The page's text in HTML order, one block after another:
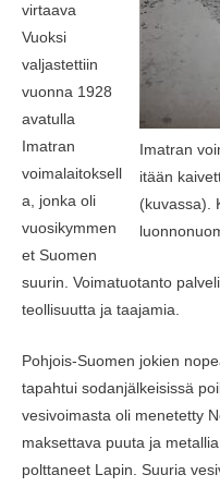
Imatran
itään
(kuvassa).
virtaava
Vuoksi
valjastettiin
vuonna 1928
avatulla
Imatran
voimalaitoksell
a, jonka oli
vuosikymmen
et Suomen
suurin. Voimatuotanto
teollisuutta ja taajamia.
Pohjois-Suomen jokien
tapahtui sodanjälkeisissä
vesivoimasta oli menetetty
maksettava puuta ja
polttaneet Lapin. Suuria